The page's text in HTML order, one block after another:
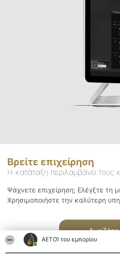
ΑΕΤΟΊ του εμπορίου
Βρείτε επιχείρηση
Η κατάταξη περιλαμβάνει τους
Ψάχνετε επιχείρηση; Ελέγξτε τη
Χρησιμοποιήστε την καλύτερη